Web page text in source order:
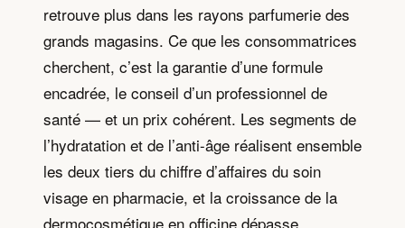
retrouve plus dans les rayons parfumerie des
grands magasins. Ce que les consommatrices
cherchent, c’est la garantie d’une formule
encadrée, le conseil d’un professionnel de
santé — et un prix cohérent. Les segments de
l’hydratation et de l’anti-âge réalisent ensemble
les deux tiers du chiffre d’affaires du soin
visage en pharmacie, et la croissance de la
dermocosmétique en officine dépasse